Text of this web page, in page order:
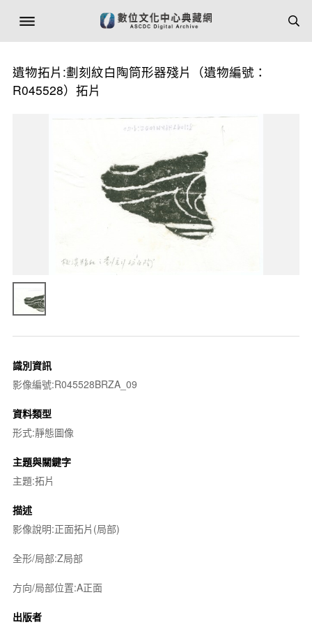
遺物拓片:劃刻紋白陶筒形器殘片（遺物編號：
R045528）拓片
識別資訊
影像編號:R045528BRZA_09
資料類型
形式:靜態圖像
主題與關鍵字
主題:拓片
描述
影像說明:正面拓片(局部)
全形/局部:Z局部
方向/局部位置:A正面
出版者